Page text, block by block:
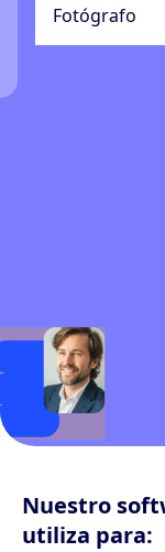
Fotógrafo
Nuestro
utiliza para: